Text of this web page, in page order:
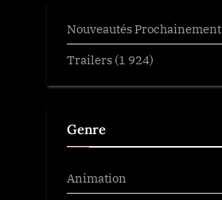
Nouveautés Prochainement
Trailers (1 924)
Genre
Animation